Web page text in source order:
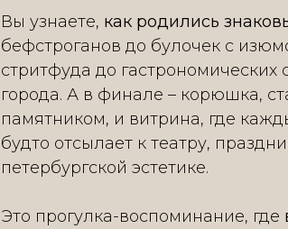
Вы узнаете, как родились
бефстроганов до булочек с
стритфуда до гастрономических
города. А в финале – корюшка,
памятником, и витрина, где
будто отсылает к театру,
петербургской эстетике.
Это прогулка-воспоминание, где